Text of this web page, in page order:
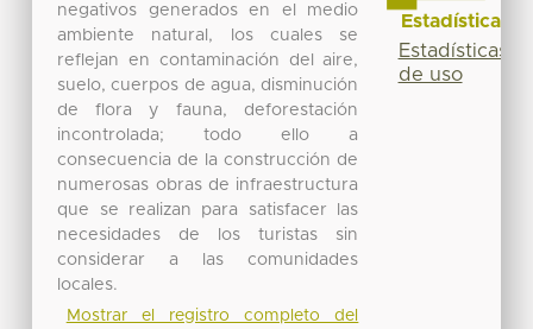
negativos generados en el medio
ambiente natural, los cuales se
reflejan en contaminación del aire,
suelo, cuerpos de agua, disminución
de flora y fauna, deforestación
incontrolada; todo ello a
consecuencia de la construcción de
numerosas obras de infraestructura
que se realizan para satisfacer las
necesidades de los turistas sin
considerar a las comunidades
locales.
Mostrar el registro completo del
Estadísticas
Estadísticas
de uso